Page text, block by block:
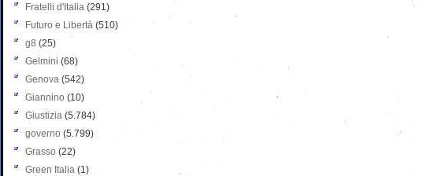
Fratelli d'Italia (291)
Futuro e Libertà (510)
g8 (25)
Gelmini (68)
Genova (542)
Giannino (10)
Giustizia (5.784)
governo (5.799)
Grasso (22)
Green Italia (1)